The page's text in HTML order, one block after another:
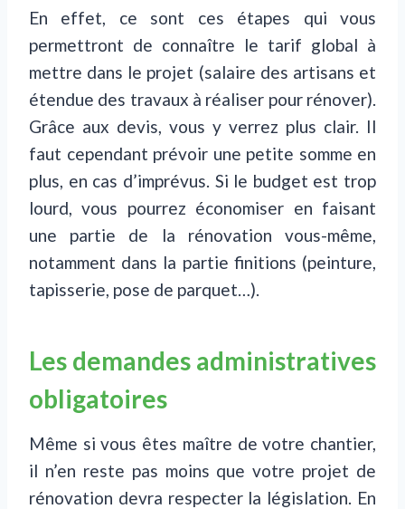
En effet, ce sont ces étapes qui vous
permettront de connaître le tarif global à
mettre dans le projet (salaire des artisans et
étendue des travaux à réaliser pour rénover).
Grâce aux devis, vous y verrez plus clair. Il
faut cependant prévoir une petite somme en
plus, en cas d’imprévus. Si le budget est trop
lourd, vous pourrez économiser en faisant
une partie de la rénovation vous-même,
notamment dans la partie finitions (peinture,
tapisserie, pose de parquet…).
Les demandes administratives
obligatoires
Même si vous êtes maître de votre chantier,
il n’en reste pas moins que votre projet de
rénovation devra respecter la législation. En